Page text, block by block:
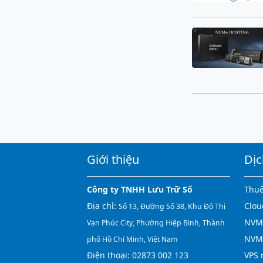
Giới thiệu
Công ty TNHH Lưu Trữ Số
Địa chỉ: Số 13, Đường Số 38, Khu Đô Thị
Vạn Phúc City, Phường Hiệp Bình, Thành
phố Hồ Chí Minh, Việt Nam
Điện thoại: 02873 002 123
VPS